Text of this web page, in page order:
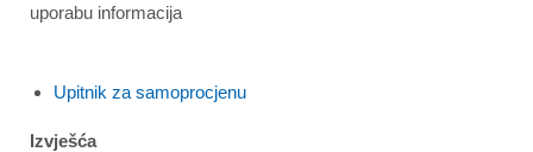
uporabu informacija
Upitnik za samoprocjenu
Izvješća